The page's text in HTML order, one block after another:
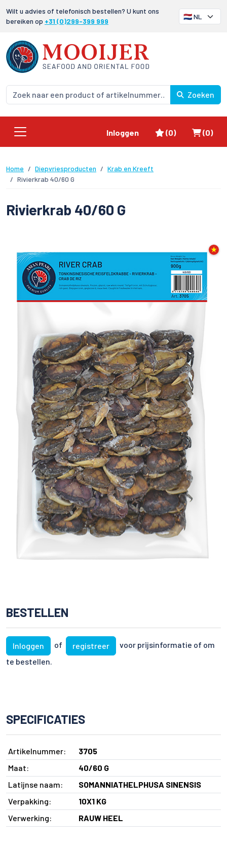
Wilt u advies of telefonisch bestellen? U kunt ons
bereiken op +31 (0)299-399 999
Zoeken
Inloggen Favorieten
(0) (0)
Home Diepvriesproducten
Krab en Kreeft
Rivierkrab 40/60 G
Rivierkrab 40/60 G
BESTELLEN
Inloggen of registreer
voor prijsinformatie of om
te bestellen.
SPECIFICATIES
Artikelnummer:
3705
Maat:
40/60 G
Latijnse naam:
SOMANNIATHELPHUSA SINENSIS
Verpakking:
10X1 KG
Verwerking:
RAUW HEEL